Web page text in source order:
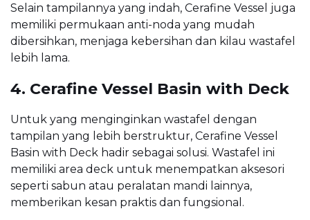
Selain tampilannya yang indah, Cerafine Vessel juga
memiliki permukaan anti-noda yang mudah
dibersihkan, menjaga kebersihan dan kilau wastafel
lebih lama.
4. Cerafine Vessel Basin with Deck
Untuk yang menginginkan wastafel dengan
tampilan yang lebih berstruktur, Cerafine Vessel
Basin with Deck hadir sebagai solusi. Wastafel ini
memiliki area deck untuk menempatkan aksesori
seperti sabun atau peralatan mandi lainnya,
memberikan kesan praktis dan fungsional.